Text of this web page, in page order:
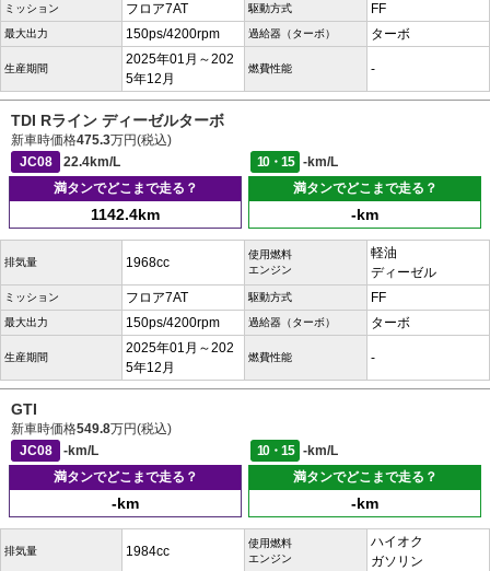
ミッション フロア7AT 駆動方式 FF
最大出力 150ps/4200rpm 過給器（ターボ） ターボ
生産期間
2025年01月～202
5年12月
燃費性能 -
TDI Rライン ディーゼルターボ
新車時価格475.3万円(税込)
JC08
22.4km/L 10・15
-km/L
満タンでどこまで走る？
1142.4km
満タンでどこまで走る？
-km
排気量 1968cc
使用燃料
エンジン
軽油
ディーゼル
ミッション フロア7AT 駆動方式 FF
最大出力 150ps/4200rpm 過給器（ターボ） ターボ
生産期間
2025年01月～202
5年12月
燃費性能 -
GTI
新車時価格549.8万円(税込)
JC08
-km/L 10・15
-km/L
満タンでどこまで走る？
-km
満タンでどこまで走る？
-km
排気量 1984cc
使用燃料
エンジン
ハイオク
ガソリン